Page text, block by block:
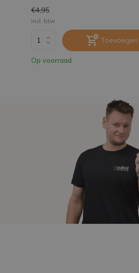
€4,95
Incl. btw
Toevoegen
Op voorraad